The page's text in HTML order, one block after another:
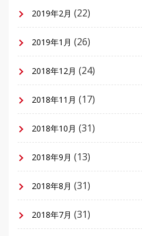
2019年2月 (22)
2019年1月 (26)
2018年12月 (24)
2018年11月 (17)
2018年10月 (31)
2018年9月 (13)
2018年8月 (31)
2018年7月 (31)